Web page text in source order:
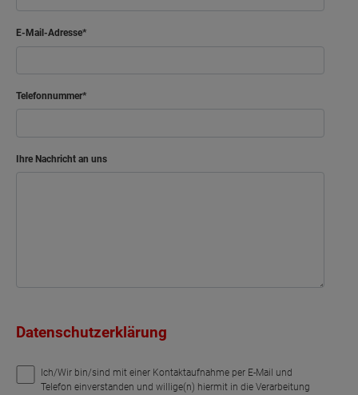
E-Mail-Adresse
Telefonnummer
Ihre Nachricht an uns
Datenschutzerklärung
Ich/Wir bin/sind mit einer Kontaktaufnahme per E-Mail und
Telefon einverstanden und willige(n) hiermit in die Verarbeitung